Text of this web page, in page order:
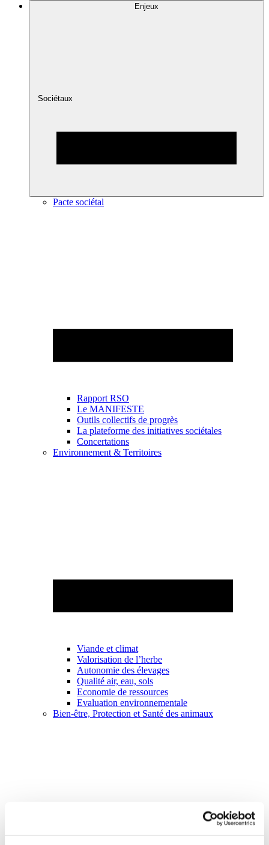
Enjeux
Sociétaux
Pacte sociétal
Rapport RSO
Le MANIFESTE
Outils collectifs de progrès
La plateforme des initiatives sociétales
Concertations
Environnement & Territoires
Viande et climat
Valorisation de l’herbe
Autonomie des élevages
Qualité air, eau, sols
Economie de ressources
Evaluation environnementale
Bien-être, Protection et Santé des animaux